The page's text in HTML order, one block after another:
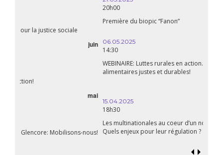
WEBINAIRE: Luttes rurales en action. Pour des systèmes
alimentaires justes et durables!
Les multinationales au coeur d’un nouvel âge de l’impérialisme.
Quels enjeux pour leur régulation ?